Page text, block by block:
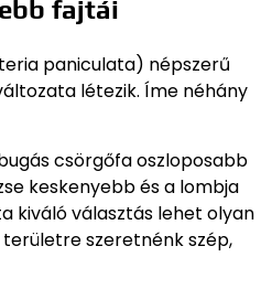
fajtái
paniculata) népszerű
létezik. Íme néhány
csörgőfa oszloposabb
keskenyebb és a lombja
kiváló választás lehet olyan
szeretnénk szép,